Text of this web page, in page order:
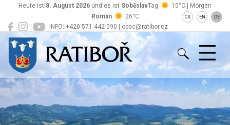
INFO: +420 571 442 090 | obec@ratibor.cz
Heute ist 8. August 2026 und es ist SoběslavTag
15°C | Morgen
Roman
26°C CS EN DE
Ratiboř